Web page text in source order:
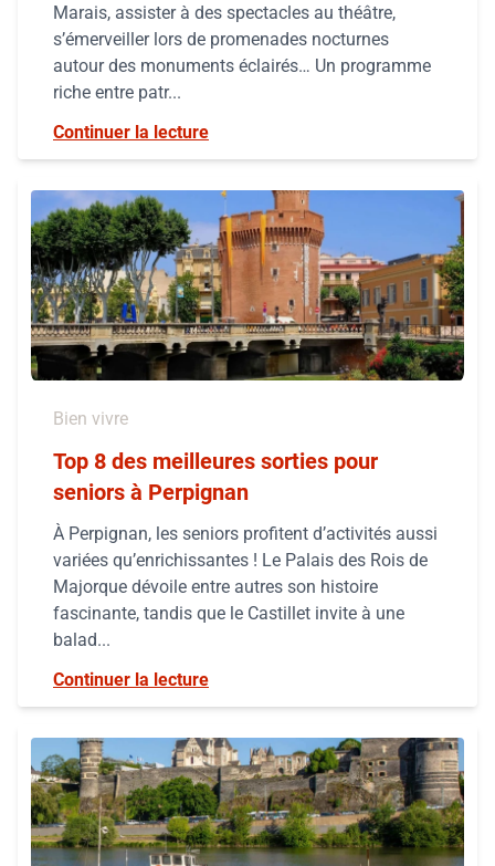
Marais, assister à des spectacles au théâtre,
s’émerveiller lors de promenades nocturnes
autour des monuments éclairés… Un programme
riche entre patr...
Continuer la lecture
Bien vivre
Top 8 des meilleures sorties pour
seniors à Perpignan
À Perpignan, les seniors profitent d’activités aussi
variées qu’enrichissantes ! Le Palais des Rois de
Majorque dévoile entre autres son histoire
fascinante, tandis que le Castillet invite à une
balad...
Continuer la lecture